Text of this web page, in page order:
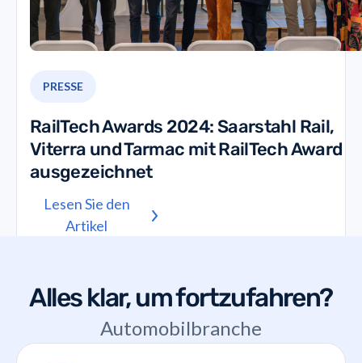
PRESSE
RailTech Awards 2024: Saarstahl Rail,
Viterra und Tarmac mit RailTech Award
ausgezeichnet
Lesen Sie den
Artikel
Alles klar, um fortzufahren?
Automobilbranche